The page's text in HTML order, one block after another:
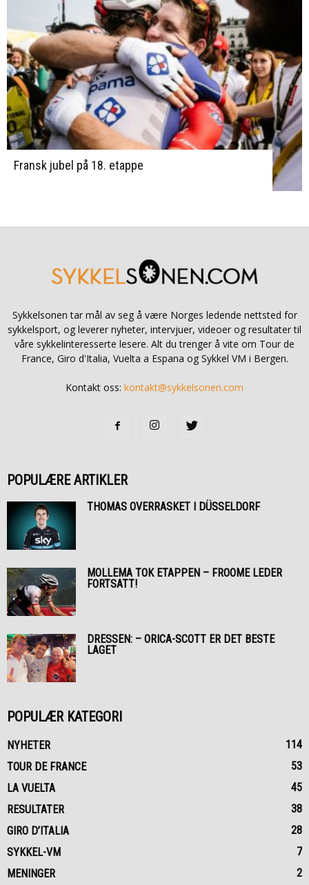
Fransk jubel på 18. etappe
Sykkelsonen tar mål av seg å være Norges ledende nettsted for
sykkelsport, og leverer nyheter, intervjuer, videoer og resultater til
våre sykkelinteresserte lesere. Alt du trenger å vite om Tour de
France, Giro d'Italia, Vuelta a Espana og Sykkel VM i Bergen.
Kontakt oss: kontakt@sykkelsonen.com
POPULÆRE ARTIKLER
THOMAS OVERRASKET I DÜSSELDORF
MOLLEMA TOK ETAPPEN – FROOME LEDER
FORTSATT!
DRESSEN: – ORICA-SCOTT ER DET BESTE
LAGET
POPULÆR KATEGORI
NYHETER
114
TOUR DE FRANCE
53
LA VUELTA
45
RESULTATER
38
GIRO D’ITALIA
28
SYKKEL-VM
7
MENINGER
2